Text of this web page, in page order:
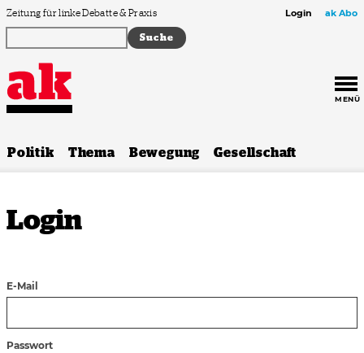
Zum Inhalt springen
Zeitung für linke Debatte & Praxis Login ak Abo
MENÜ
Politik Thema Bewegung Gesellschaft
Login
E-Mail
Passwort